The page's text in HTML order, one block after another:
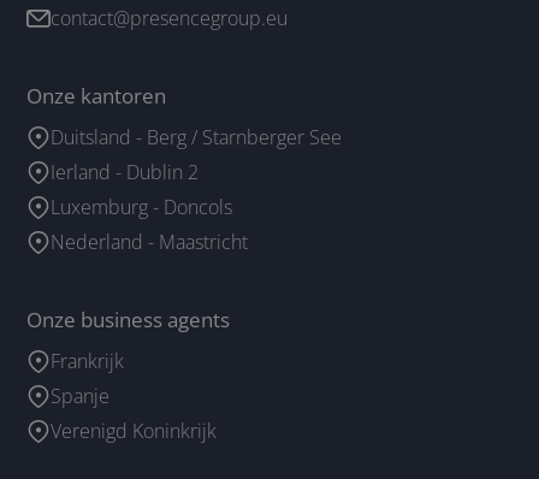
contact@presencegroup.eu
Onze kantoren
Duitsland - Berg / Starnberger See
Ierland - Dublin 2
Luxemburg - Doncols
Nederland - Maastricht
Onze business agents
Frankrijk
Spanje
Verenigd Koninkrijk